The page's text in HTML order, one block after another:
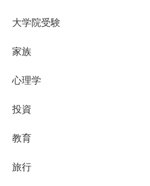
大学院受験
家族
心理学
投資
教育
旅行